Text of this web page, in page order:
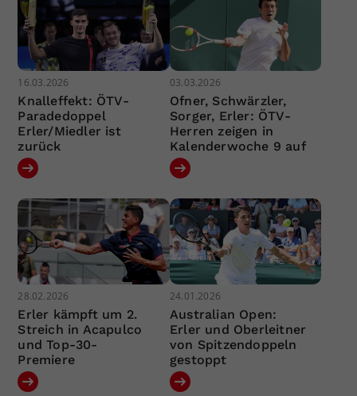
16.03.2026
Knalleffekt: ÖTV-
Paradedoppel
Erler/Miedler ist
zurück
03.03.2026
Ofner, Schwärzler,
Sorger, Erler: ÖTV-
Herren zeigen in
Kalenderwoche 9 auf
28.02.2026
Erler kämpft um 2.
Streich in Acapulco
und Top-30-
Premiere
24.01.2026
Australian Open:
Erler und Oberleitner
von Spitzendoppeln
gestoppt